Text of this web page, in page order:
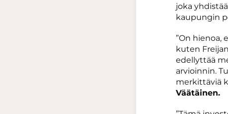
joka
kaupungin
”On hienoa,
kuten
edellyttää
arvioinnin.
merkittäviä
Väätäinen.